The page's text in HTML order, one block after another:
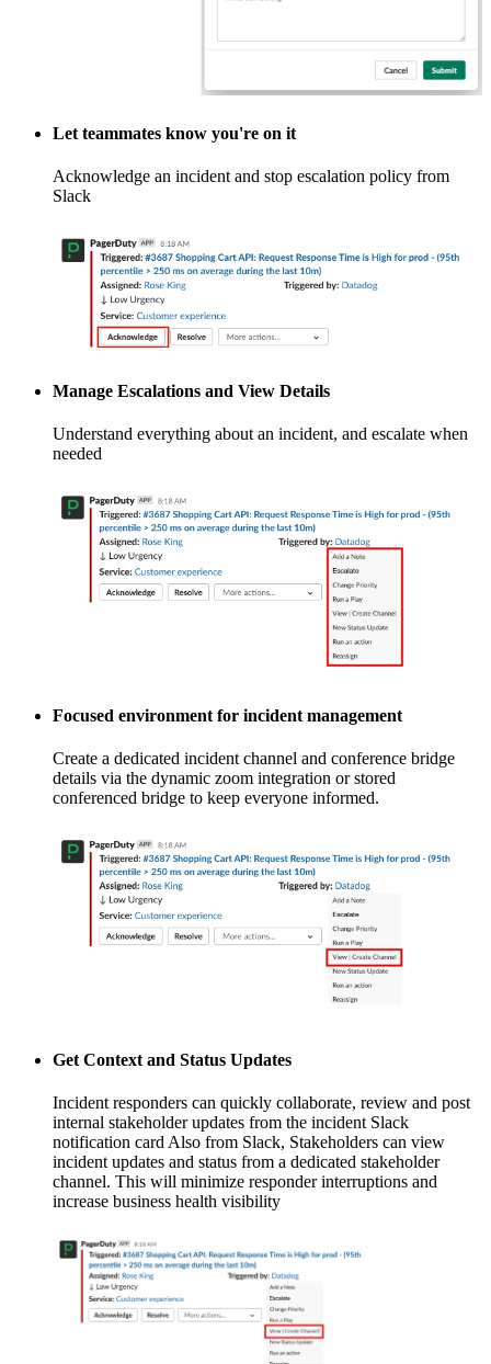
Let teammates know you're on it
Acknowledge an incident and stop escalation policy from
Slack
Manage Escalations and View Details
Understand everything about an incident, and escalate when
needed
Focused environment for incident management
Create a dedicated incident channel and conference bridge
details via the dynamic zoom integration or stored
conferenced bridge to keep everyone informed.
Get Context and Status Updates
Incident responders can quickly collaborate, review and post
internal stakeholder updates from the incident Slack
notification card Also from Slack, Stakeholders can view
incident updates and status from a dedicated stakeholder
channel. This will minimize responder interruptions and
increase business health visibility